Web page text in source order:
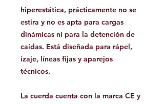
hiperestática, prácticamente no se
estira y no es apta para cargas
dinámicas ni para la detención de
caídas. Está diseñada para rápel,
izaje, líneas fijas y aparejos
técnicos.
La cuerda cuenta con la marca CE y